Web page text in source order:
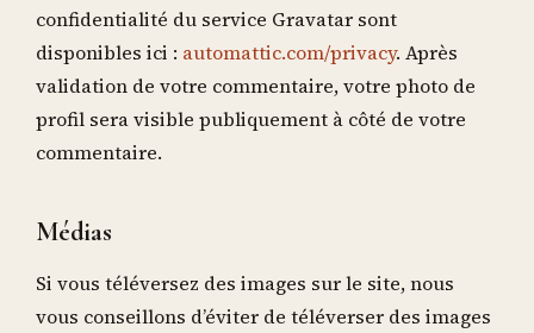
confidentialité du service Gravatar sont
disponibles ici : automattic.com/privacy. Après
validation de votre commentaire, votre photo de
profil sera visible publiquement à côté de votre
commentaire.
Médias
Si vous téléversez des images sur le site, nous
vous conseillons d’éviter de téléverser des images